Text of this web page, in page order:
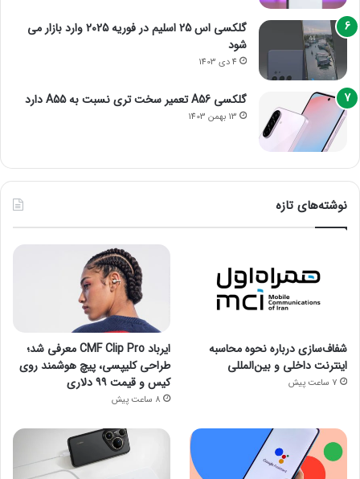
گلکسی اس 25 اسلیم در فوریه 2025 وارد بازار می
شود
4 دی 1403
گلکسی A56 تعمیر سخت تری نسبت به A55 دارد
13 بهمن 1403
نوشته‌های تازه
شفاف‌سازی درباره نحوه محاسبه
اینترنت داخلی و بین‌المللی
7 ساعت پیش
ایرباد CMF Clip Pro معرفی شد؛
طراحی کلیپسی، پیچ هوشمند روی
کیس و قیمت ۹۹ دلاری
8 ساعت پیش